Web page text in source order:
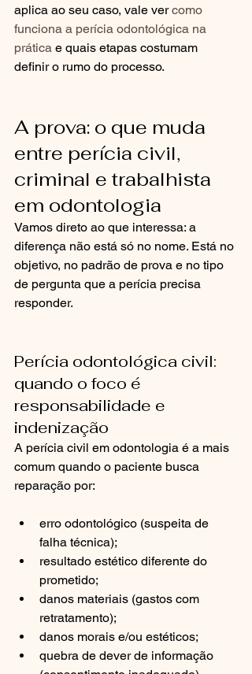
aplica ao seu caso, vale ver como
funciona a perícia odontológica na
prática e quais etapas costumam
definir o rumo do processo.
A prova: o que muda
entre perícia civil,
criminal e trabalhista
em odontologia
Vamos direto ao que interessa: a
diferença não está só no nome. Está no
objetivo, no padrão de prova e no tipo
de pergunta que a perícia precisa
responder.
Perícia odontológica civil:
quando o foco é
responsabilidade e
indenização
A perícia civil em odontologia é a mais
comum quando o paciente busca
reparação por:
erro odontológico (suspeita de
falha técnica);
resultado estético diferente do
prometido;
danos materiais (gastos com
retratamento);
danos morais e/ou estéticos;
quebra de dever de informação